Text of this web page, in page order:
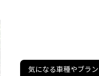
気になる車種やブラ